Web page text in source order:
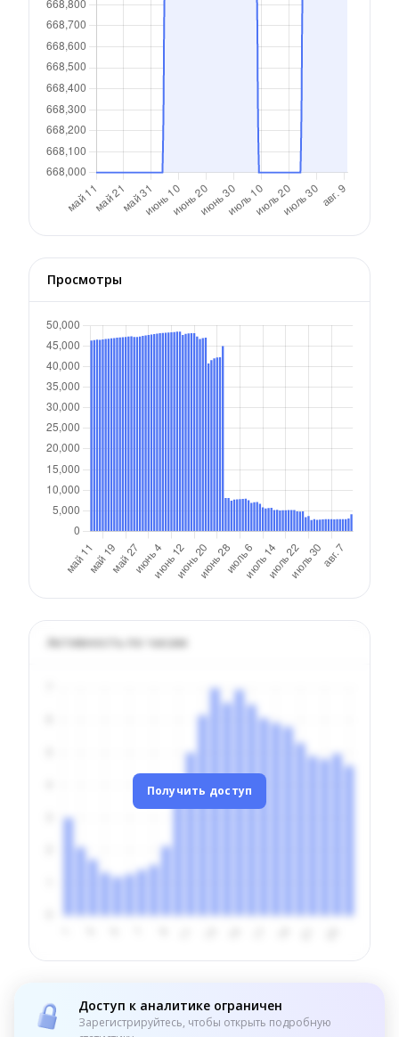
Просмотры
Активность по часам
Получить доступ
Доступ к аналитике ограничен
Зарегистрируйтесь, чтобы открыть подробную